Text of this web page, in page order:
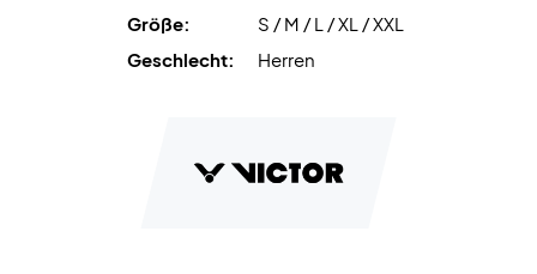
Größe:
S / M / L / XL / XXL
Geschlecht:
Herren